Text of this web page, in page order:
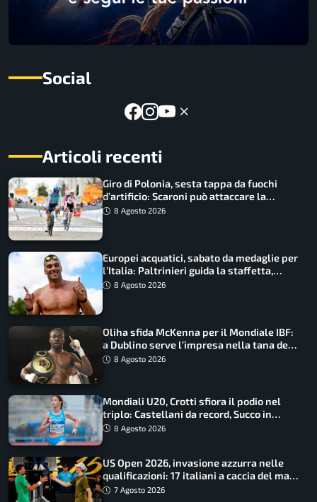
Social
Articoli recenti
Giro di Polonia, sesta tappa da fuochi
d’artificio: Scaroni può attaccare la
maglia di Lemmen
8 Agosto 2026
Europei acquatici, sabato da medaglie per
l’Italia: Paltrinieri guida la staffetta,
Barnabà sogna l’oro dalle grandi altezze
8 Agosto 2026
Oliha sfida McKenna per il Mondiale IBF:
a Dublino serve l’impresa nella tana del
lupo8 Agosto 2026
Mondiali U20, Crotti sfiora il podio nel
triplo: Castellani da record, Succo in
finale
8 Agosto 2026
US Open 2026, invasione azzurra nelle
qualificazioni: 17 italiani a caccia del main
draw7 Agosto 2026